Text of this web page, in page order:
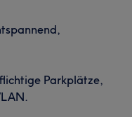
Parkplätze,